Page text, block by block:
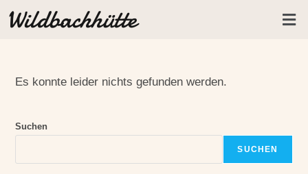
Wildbachhütte
Es konnte leider nichts gefunden werden.
Suchen
SUCHEN